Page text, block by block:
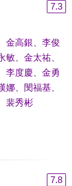
7.3
金高銀
李俊
敏、 金太祐、
李度慶
金勇
娜、 閔福基、
裴秀彬
7.8